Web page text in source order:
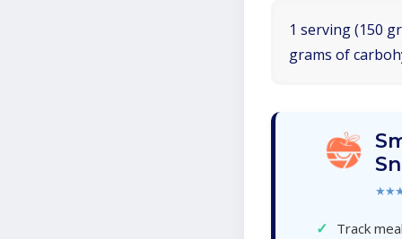
1 serving (150
grams of
✓ Track